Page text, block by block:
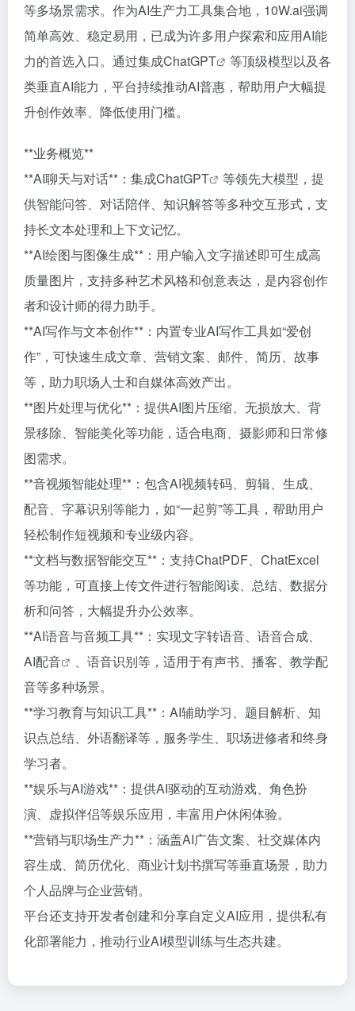
等多场景需求。作为AI生产力工具集合地，10W.ai强调
简单高效、稳定易用，已成为许多用户探索和应用AI能
力的首选入口。通过集成ChatGPT
等顶级模型以及各
类垂直AI能力，平台持续推动AI普惠，帮助用户大幅提
升创作效率、降低使用门槛。
**业务概览**
**AI聊天与对话**：集成ChatGPT
等领先大模型，提
供智能问答、对话陪伴、知识解答等多种交互形式，支
持长文本处理和上下文记忆。
**AI绘图与图像生成**：用户输入文字描述即可生成高
质量图片，支持多种艺术风格和创意表达，是内容创作
者和设计师的得力助手。
**AI写作与文本创作**：内置专业AI写作工具如“爱创
作”，可快速生成文章、营销文案、邮件、简历、故事
等，助力职场人士和自媒体高效产出。
**图片处理与优化**：提供AI图片压缩、无损放大、背
景移除、智能美化等功能，适合电商、摄影师和日常修
图需求。
**音视频智能处理**：包含AI视频转码、剪辑、生成、
配音、字幕识别等能力，如“一起剪”等工具，帮助用户
轻松制作短视频和专业级内容。
**文档与数据智能交互**：支持ChatPDF、ChatExcel
等功能，可直接上传文件进行智能阅读、总结、数据分
析和问答，大幅提升办公效率。
**AI语音与音频工具**：实现文字转语音、语音合成、
AI配音
、语音识别等，适用于有声书、播客、教学配
音等多种场景。
**学习教育与知识工具**：AI辅助学习、题目解析、知
识点总结、外语翻译等，服务学生、职场进修者和终身
学习者。
**娱乐与AI游戏**：提供AI驱动的互动游戏、角色扮
演、虚拟伴侣等娱乐应用，丰富用户休闲体验。
**营销与职场生产力**：涵盖AI广告文案、社交媒体内
容生成、简历优化、商业计划书撰写等垂直场景，助力
个人品牌与企业营销。
平台还支持开发者创建和分享自定义AI应用，提供私有
化部署能力，推动行业AI模型训练与生态共建。